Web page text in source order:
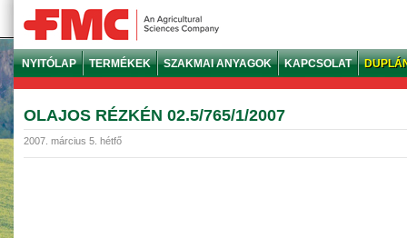
NYITÓLAP TERMÉKEK SZAKMAI ANYAGOK KAPCSOLAT
OLAJOS RÉZKÉN 02.5/765/1/2007
2007. március 5. hétfő